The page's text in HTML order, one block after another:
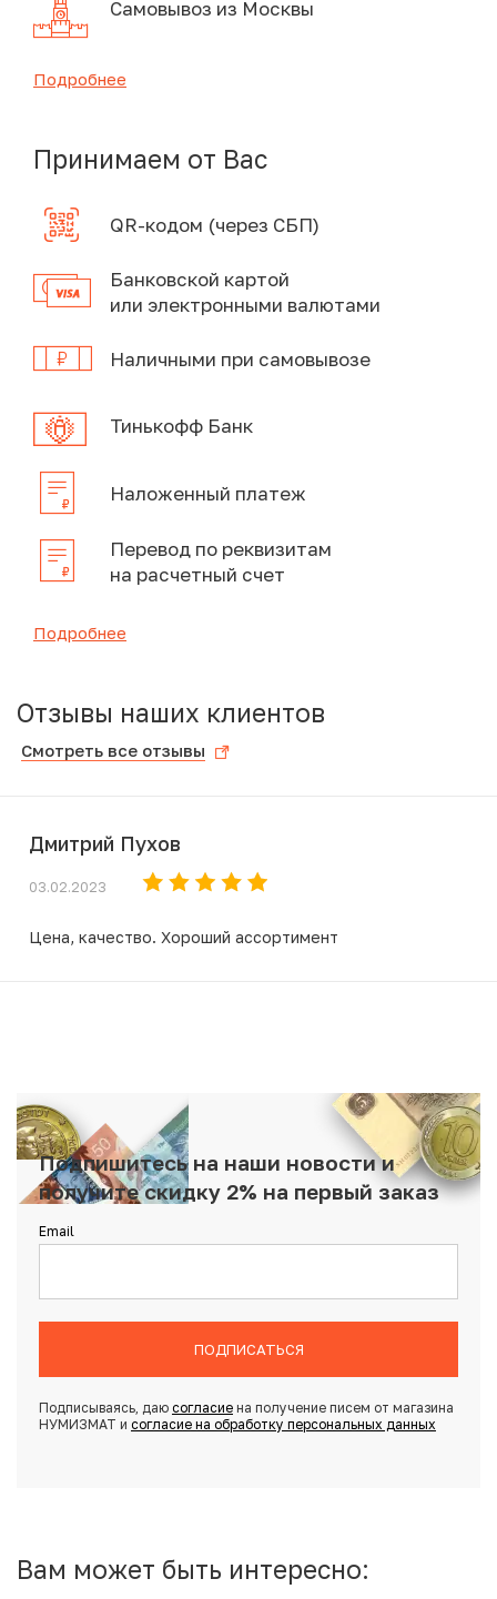
Самовывоз из Москвы
Подробнее
Принимаем от Вас
QR-кодом (через СБП)
Банковской картой
или электронными валютами
Наличными при самовывозе
Тинькофф Банк
Наложенный платеж
Перевод по реквизитам
на расчетный счет
Подробнее
Отзывы наших клиентов
Смотреть все отзывы
Дмитрий Пухов
03.02.2023
Цена, качество. Хороший ассортимент
Подпишитесь на наши новости и
получите скидку 2% на первый заказ
Email
ПОДПИСАТЬСЯ
Подписываясь, даю согласиена получение писем от магазина
НУМИЗМАТ и согласие на обработку персональных данных
Вам может быть интересно: